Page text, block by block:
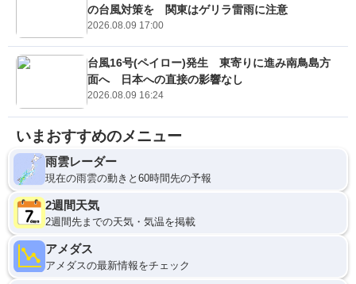
の台風対策を 関東はゲリラ雷雨に注意
2026.08.09 17:00
台風16号(ペイロー)発生 東寄りに進み南鳥島方
面へ 日本への直接の影響なし
2026.08.09 16:24
いまおすすめのメニュー
雨雲レーダー
現在の雨雲の動きと60時間先の予報
2週間天気
2週間先までの天気・気温を掲載
アメダス
アメダスの最新情報をチェック